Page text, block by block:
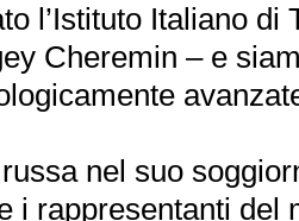
l’Istituto Italiano di
Cheremin – e
nel suo
i rappresentanti del